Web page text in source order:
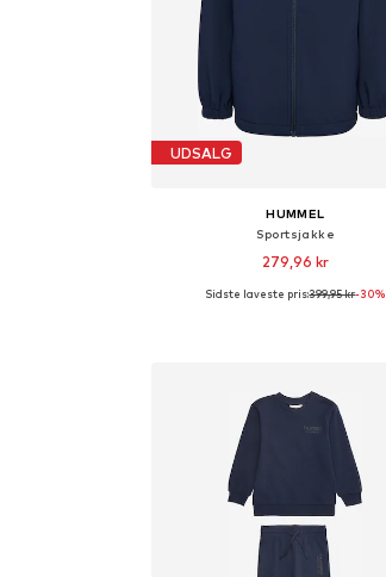
UDSALG
HUMMEL
Sportsjakke
279,96 kr
Fås i mange størrelser
Sidste laveste pris:399,95 kr-30%